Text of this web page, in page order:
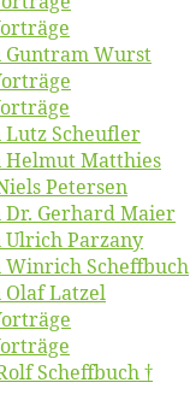
Gun­tram Wurst
Scheufler
Hel­mut Matthies
Petersen
Ger­hard Maier
Parzany
Win­rich Scheffbuch
Latzel
Scheffbuch †